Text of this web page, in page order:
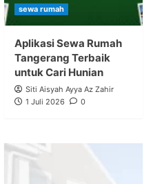
sewa rumah
Aplikasi Sewa Rumah
Tangerang Terbaik
untuk Cari Hunian
Siti Aisyah Ayya Az Zahir
1 Juli 2026
0